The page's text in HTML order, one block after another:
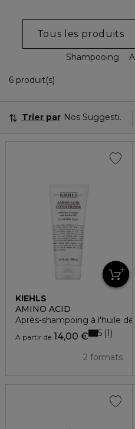
Tous les produits
Shampooing
6 produit(s)
Trier par Nos Suggestions
KIEHLS
AMINO ACID
Après-shampoing à l'huile
À partir de 14,00 €
2 formats
5 1